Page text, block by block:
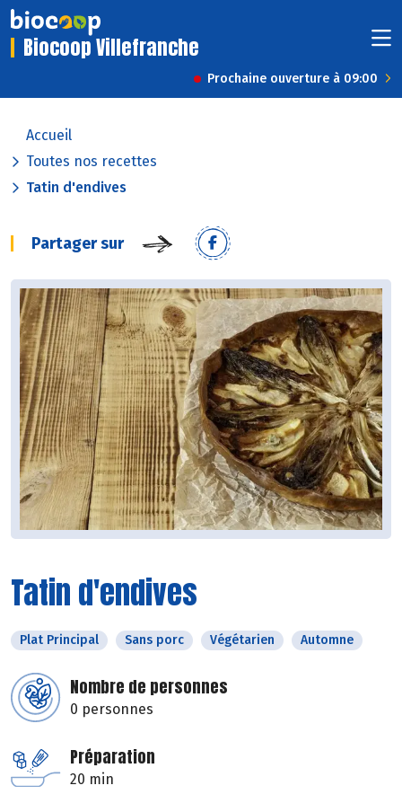
Biocoop Villefranche
Prochaine ouverture à 09:00
Accueil
Toutes nos recettes
Tatin d'endives
Partager sur
Tatin d'endives
Plat Principal Sans porc Végétarien Automne
Nombre de personnes
0 personnes
Préparation
20 min